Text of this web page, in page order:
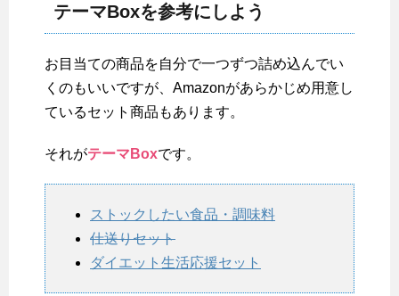
テーマBoxを参考にしよう
お目当ての商品を自分で一つずつ詰め込んでい
くのもいいですが、Amazonがあらかじめ用意し
ているセット商品もあります。
それがテーマBoxです。
ストックしたい食品・調味料
仕送りセット
ダイエット生活応援セット